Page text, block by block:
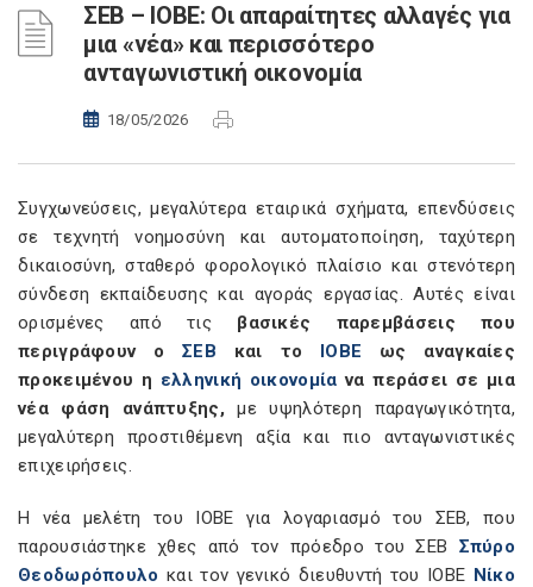
ΣΕΒ – ΙΟΒΕ: Οι απαραίτητες αλλαγές για
μια «νέα» και περισσότερο
ανταγωνιστική οικονομία
18/05/2026
Συγχωνεύσεις, μεγαλύτερα εταιρικά σχήματα, επενδύσεις
σε τεχνητή νοημοσύνη και αυτοματοποίηση, ταχύτερη
δικαιοσύνη, σταθερό φορολογικό πλαίσιο και στενότερη
σύνδεση εκπαίδευσης και αγοράς εργασίας. Αυτές είναι
ορισμένες από τιςβασικές παρεμβάσεις που
περιγράφουν οΣΕΒ και το ΙΟΒΕ ως αναγκαίες
προκειμένου η ελληνική οικονομία να περάσει σε μια
νέα φάση ανάπτυξης, με υψηλότερη παραγωγικότητα,
μεγαλύτερη προστιθέμενη αξία και πιο ανταγωνιστικές
επιχειρήσεις.
Η νέα μελέτη του ΙΟΒΕ για λογαριασμό του ΣΕΒ, που
παρουσιάστηκε χθες από τον πρόεδρο του ΣΕΒ Σπύρο
Θεοδωρόπουλο και τον γενικό διευθυντή του ΙΟΒΕ Νίκο